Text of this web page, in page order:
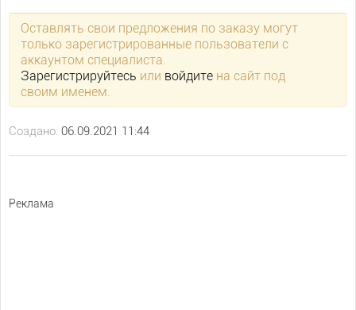
Оставлять свои предложения по заказу могут
только зарегистрированные пользователи с
аккаунтом специалиста.
Зарегистрируйтесь или войдите на сайт под
своим именем.
Создано: 06.09.2021 11:44
Реклама